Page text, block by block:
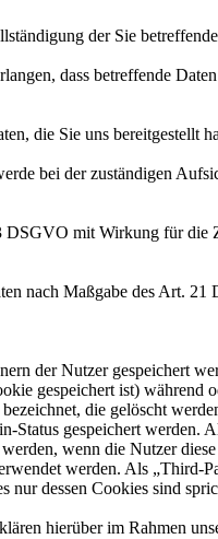
der Sie
dass betreffende
die Sie uns
bei der zuständigen
DSGVO mit Wirkung für die
nach Maßgabe des Art.
der Nutzer gespeichert
gespeichert ist)
die gelöscht
gespeichert werden.
wenn die Nutzer
werden. Als „Third-
nur dessen Cookies sind
hierüber im Rahmen